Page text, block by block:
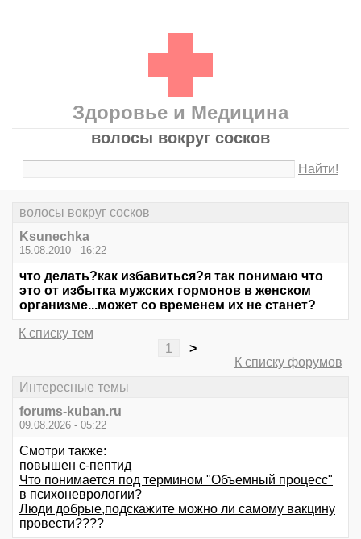
Здоровье и Медицина
волосы вокруг сосков
Найти!
волосы вокруг сосков
Ksunechka
15.08.2010 - 16:22
что делать?как избавиться?я так понимаю что
это от избытка мужских гормонов в женском
организме...может со временем их не станет?
К списку тем
1
>
К списку форумов
Интересные темы
forums-kuban.ru
09.08.2026 - 05:22
Смотри также:
повышен с-пептид
Что понимается под термином "Объемный процесс"
в психоневрологии?
Люди добрые,подскажите можно ли самому вакцину
провести????